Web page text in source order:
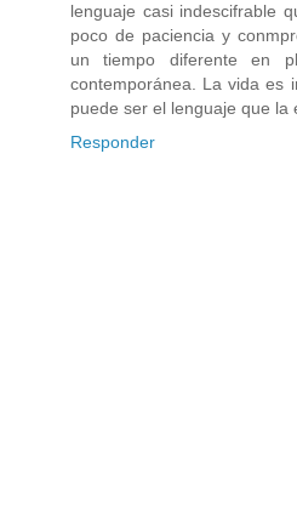
lenguaje casi indescifrable
poco de paciencia y
un tiempo diferente en
contemporánea. La vida es
puede ser el lenguaje que la
Responder